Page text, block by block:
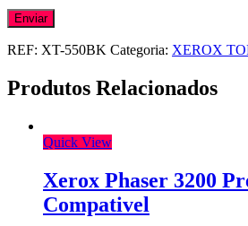
REF: XT-550BK Categoria: XEROX
Produtos Relacionados
Quick View
Xerox Phaser 3200
Compativel